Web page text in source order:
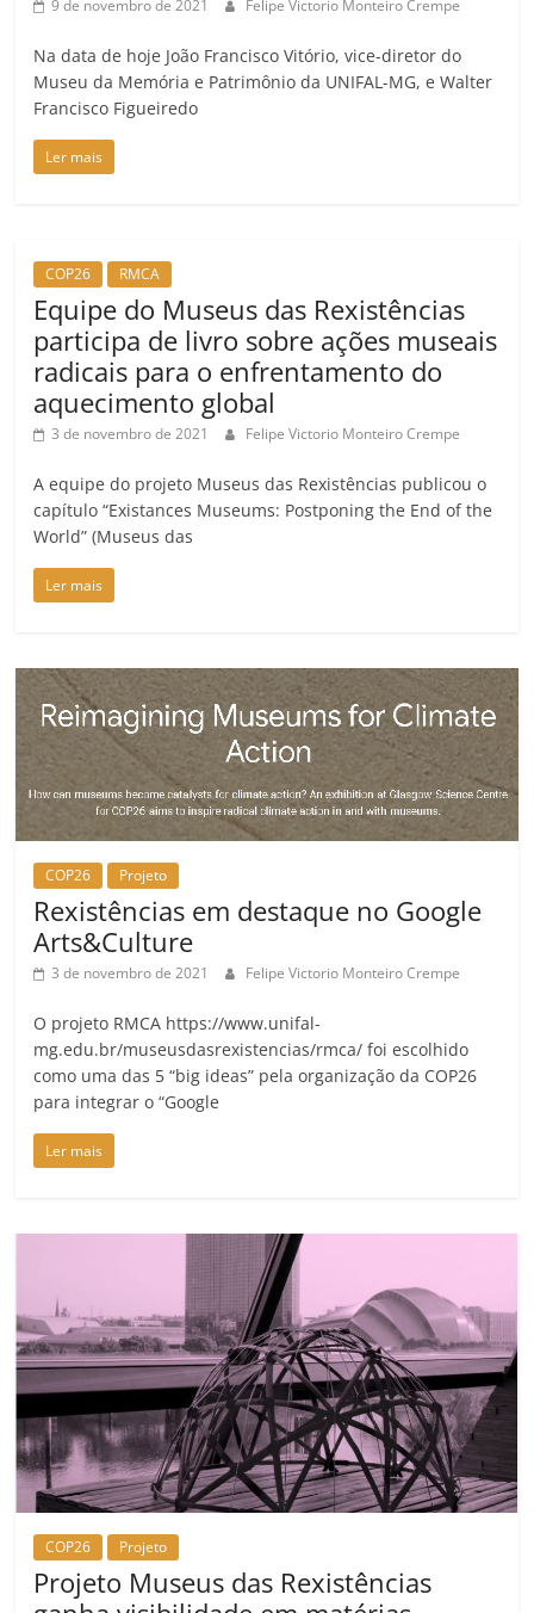
9 de novembro de 2021 Felipe Victorio Monteiro Crempe
Na data de hoje João Francisco Vitório, vice-diretor do
Museu da Memória e Patrimônio da UNIFAL-MG, e Walter
Francisco Figueiredo
Ler mais
COP26 RMCA
Equipe do Museus das Rexistências
participa de livro sobre ações museais
radicais para o enfrentamento do
aquecimento global
3 de novembro de 2021 Felipe Victorio Monteiro Crempe
A equipe do projeto Museus das Rexistências publicou o
capítulo “Existances Museums: Postponing the End of the
World” (Museus das
Ler mais
COP26 Projeto
Rexistências em destaque no Google
Arts&Culture
3 de novembro de 2021 Felipe Victorio Monteiro Crempe
O projeto RMCA https://www.unifal-
mg.edu.br/museusdasrexistencias/rmca/ foi escolhido
como uma das 5 “big ideas” pela organização da COP26
para integrar o “Google
Ler mais
COP26 Projeto
Projeto Museus das Rexistências